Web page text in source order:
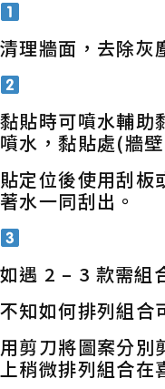
清理牆面，去除灰
黏貼時可噴水輔助
噴水，黏貼處(牆
貼定位後使用刮板
著水一同刮出。
如遇 2 – 3 款需組
不知如何排列組合
用剪刀將圖案分別
上稍微排列組合在